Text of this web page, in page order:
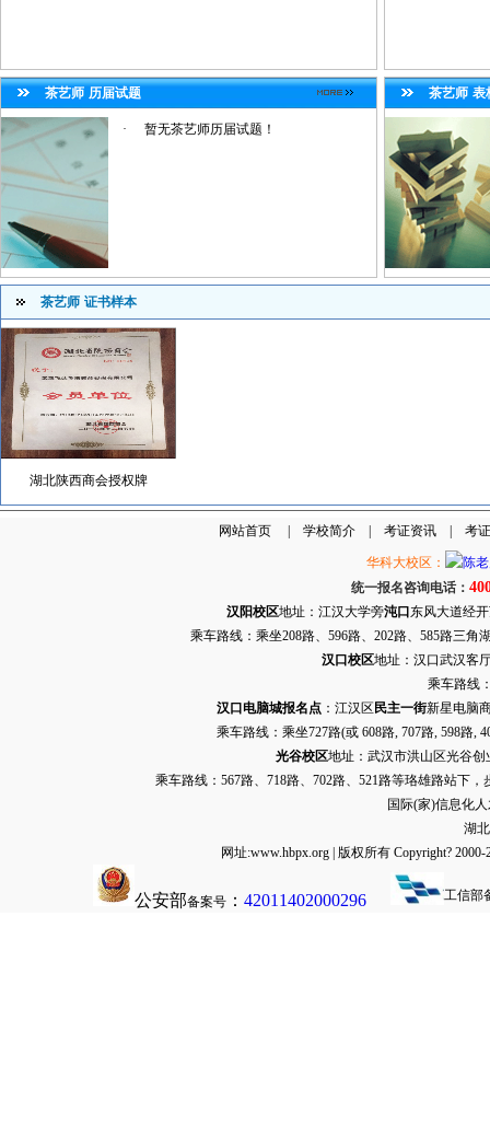
茶艺师 历届试题
· 暂无茶艺师历届试题！
茶艺师 表
茶艺师 证书样本
湖北陕西商会授权牌
网站首页| 学校简介| 考证资讯| 考
华科大校区：
统一报名咨询电话：
汉阳校区地址：江汉大学旁沌口 东风大道经
乘车路线：乘坐208路、596路、202路、585路三
汉口校区地址：汉口武汉客
乘车路线
汉口电脑城报名点：江汉区 民主一街新星电脑
乘车路线：乘坐727路(或 608路, 707路, 598路,
光谷校区地址：武汉市洪山区光谷创
乘车路线：567路、718路、702路、521路等珞雄路站下
国际(家)信息化
湖
网址:www.hbpx.org | 版权所有 Copyright?
公安部备案号 ： 42011402000296 工信部